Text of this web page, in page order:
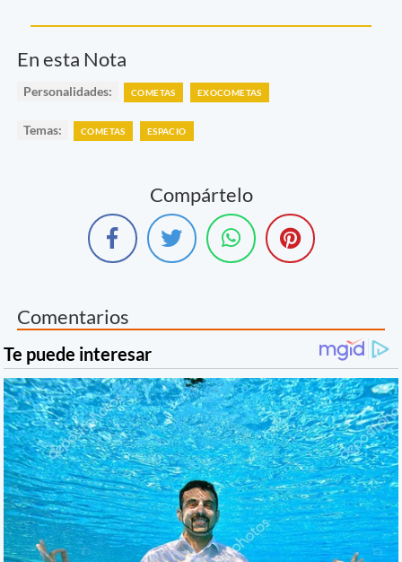
En esta Nota
Personalidades: COMETAS EXOCOMETAS
Temas: COMETAS ESPACIO
Compártelo
Comentarios